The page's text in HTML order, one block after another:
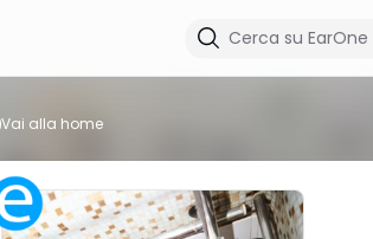
Vai alla home